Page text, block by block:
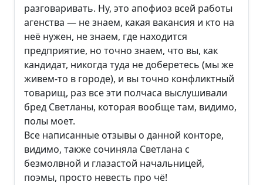
разговаривать. Ну, это апофиоз всей работы
агенства — не знаем, какая вакансия и кто на
неё нужен, не знаем, где находится
предприятие, но точно знаем, что вы, как
кандидат, никогда туда не доберетесь (мы же
живем-то в городе), и вы точно конфликтный
товарищ, раз все эти полчаса выслушивали
бред Светланы, которая вообще там, видимо,
полы моет.
Все написанные отзывы о данной конторе,
видимо, также сочиняла Светлана с
безмолвной и глазастой начальницей,
поэмы, просто невесть про чё!